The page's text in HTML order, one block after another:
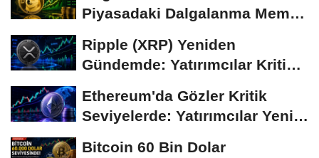
Piyasadaki Dalgalanma Meme
Ripple (XRP) Yeniden
Gündemde: Yatırımcılar Kritik
Ethereum'da Gözler Kritik
Seviyelerde: Yatırımcılar Yeni
Bitcoin 60 Bin Dolar